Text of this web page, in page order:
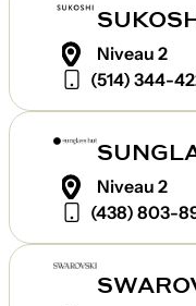
Niveau 2
(514) 344-
Niveau 2
(438) 803-